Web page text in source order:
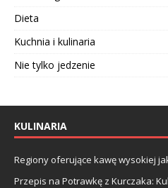
Dieta
Kuchnia i kulinaria
Nie tylko jedzenie
KULINARIA
Regiony oferujące kawę wysokiej
Przepis na Potrawkę z Kurczaka: